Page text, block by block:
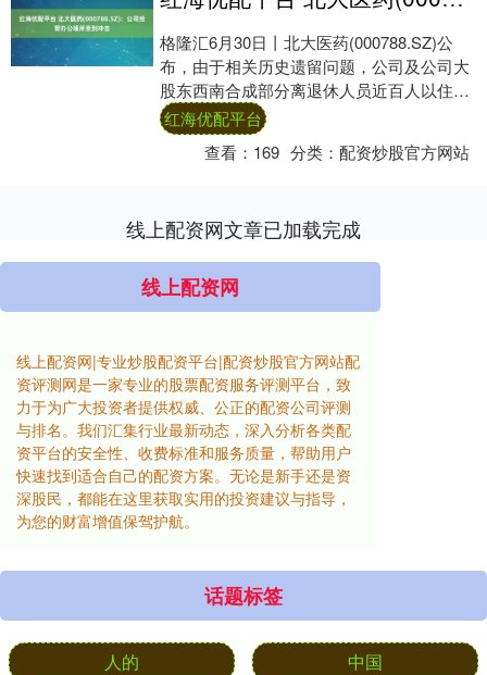
格隆汇6月30日丨北大医药(000788.SZ)公
布，由于相关历史遗留问题，公司及公司大
股东西南合成部分离退休人员近百人以住房
问题、离退休福利待遇问题为由，于近....
红海优配平台
查看： 169 分类：配资炒股官方网站
线上配资网文章已加载完成
线上配资网
线上配资网|专业炒股配资平台|配资炒股官方网站配
资评测网是一家专业的股票配资服务评测平台，致
力于为广大投资者提供权威、公正的配资公司评测
与排名。我们汇集行业最新动态，深入分析各类配
资平台的安全性、收费标准和服务质量，帮助用户
快速找到适合自己的配资方案。无论是新手还是资
深股民，都能在这里获取实用的投资建议与指导，
为您的财富增值保驾护航。
话题标签
人的 中国